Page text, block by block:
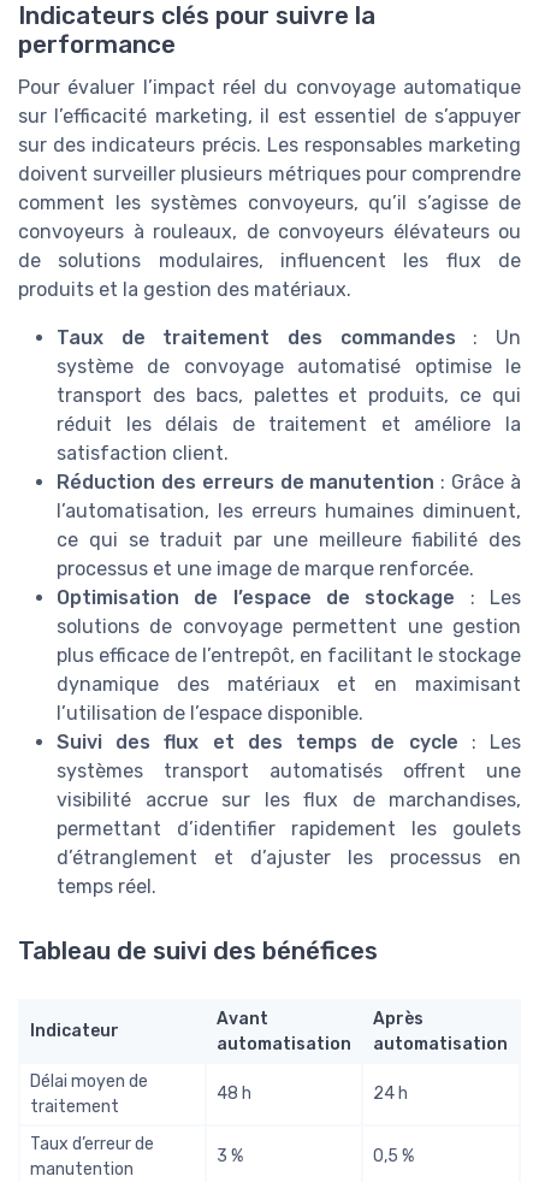
Indicateurs clés pour suivre la
performance
Pour évaluer l’impact réel du convoyage automatique
sur l’efficacité marketing, il est essentiel de s’appuyer
sur des indicateurs précis. Les responsables marketing
doivent surveiller plusieurs métriques pour comprendre
comment les systèmes convoyeurs, qu’il s’agisse de
convoyeurs à rouleaux, de convoyeurs élévateurs ou
de solutions modulaires, influencent les flux de
produits et la gestion des matériaux.
Taux de traitement des commandes : Un
système de convoyage automatisé optimise le
transport des bacs, palettes et produits, ce qui
réduit les délais de traitement et améliore la
satisfaction client.
Réduction des erreurs de manutention : Grâce à
l’automatisation, les erreurs humaines diminuent,
ce qui se traduit par une meilleure fiabilité des
processus et une image de marque renforcée.
Optimisation de l’espace de stockage : Les
solutions de convoyage permettent une gestion
plus efficace de l’entrepôt, en facilitant le stockage
dynamique des matériaux et en maximisant
l’utilisation de l’espace disponible.
Suivi des flux et des temps de cycle : Les
systèmes transport automatisés offrent une
visibilité accrue sur les flux de marchandises,
permettant d’identifier rapidement les goulets
d’étranglement et d’ajuster les processus en
temps réel.
Tableau de suivi des bénéfices
Indicateur
Avant
automatisation
Après
automatisation
Délai moyen de
traitement
48 h 24 h
Taux d’erreur de
manutention
3 % 0,5 %